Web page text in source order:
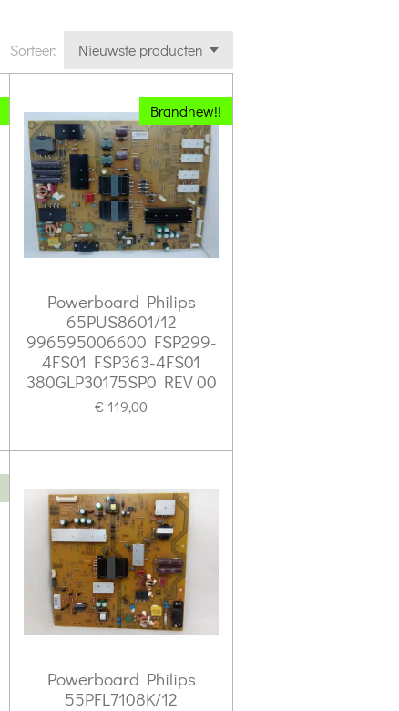
Sorteer:
Brandnew!!
Powerboard Philips
65PUS8601/12
996595006600 FSP299-
4FS01 FSP363-4FS01
380GLP30175SP0 REV 00
€ 119,00
Powerboard Philips
55PFL7108K/12